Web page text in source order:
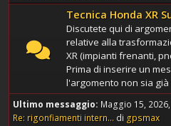
Tecnica Honda XR
Discutete qui di
relative alla
XR (impianti frenanti,
Prima di inserire un
l'argomento non sia
Ultimo messaggio: Maggio 15,
Re: rigonfiamenti intern... di gpsmax